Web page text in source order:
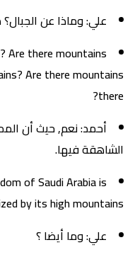
علي: وماذا عن
Are there mountains
Are there mountains
there?
أحمد: نعم, حيث أن
الشاهقة فيها.
of Saudi Arabia is
by its high mountains.
علي: وما أيضا ؟